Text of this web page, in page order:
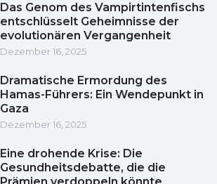
Das Genom des Vampirtintenfischs
entschlüsselt Geheimnisse der
evolutionären Vergangenheit
Dezember 16, 2025
Dramatische Ermordung des
Hamas-Führers: Ein Wendepunkt in
Gaza
Dezember 16, 2025
Eine drohende Krise: Die
Gesundheitsdebatte, die die